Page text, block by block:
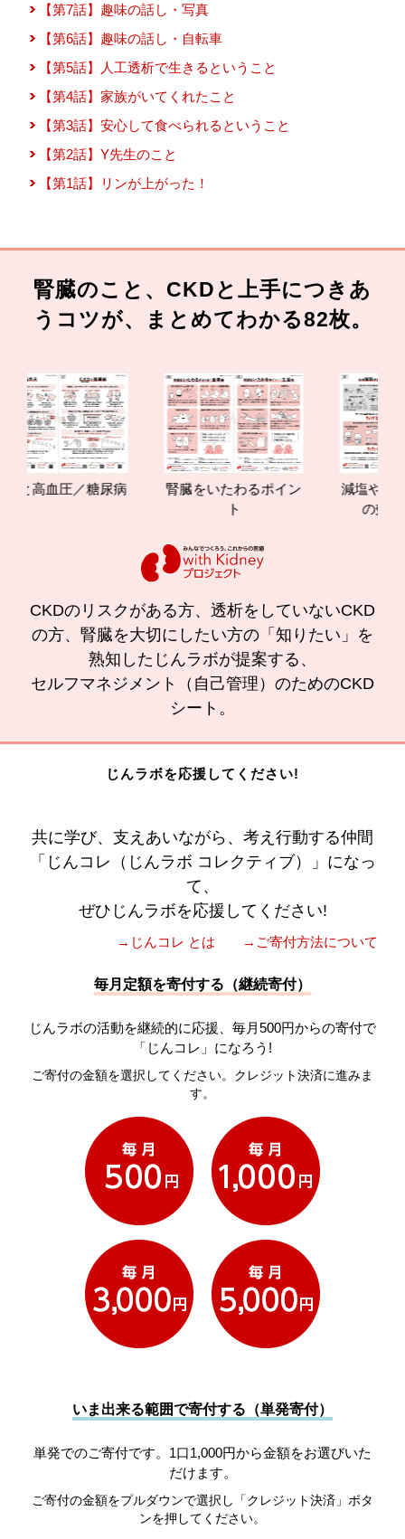
【第7話】趣味の話し・写真
【第6話】趣味の話し・自転車
【第5話】人工透析で生きるということ
【第4話】家族がいてくれたこと
【第3話】安心して食べられるということ
【第2話】Y先生のこと
【第1話】リンが上がった！
腎臓のこと、CKDと上手につきあ
うコツが、まとめてわかる82枚。
血圧／糖尿病
腎臓をいたわるポイン
減塩やたんぱく
の効果と重
CKDのリスクがある方、透析をしていないCKD
の方、腎臓を大切にしたい方の「知りたい」を
熟知したじんラボが提案する、
セルフマネジメント（自己管理）のためのCKD
シート。
じんラボを応援してください!
共に学び、支えあいながら、考え行動する仲間
「じんコレ（じんラボ コレクティブ）」になっ
て、
ぜひじんラボを応援してください!
→じんコレ とは →ご寄付方法について
毎月定額を寄付する（継続寄付）
じんラボの活動を継続的に応援、毎月500円からの寄付で
「じんコレ」になろう!
ご寄付の金額を選択してください。クレジット決済に進みま
す。
いま出来る範囲で寄付する（単発寄付）
単発でのご寄付です。1口1,000円から金額をお選びいた
だけます。
ご寄付の金額をプルダウンで選択し「クレジット決済」ボタ
ンを押してください。